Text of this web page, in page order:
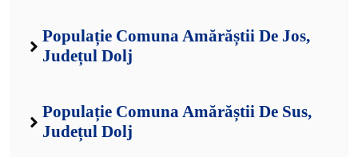
Populație Comuna Amărăștii De Jos,
Județul Dolj
Populație Comuna Amărăștii De Sus,
Județul Dolj